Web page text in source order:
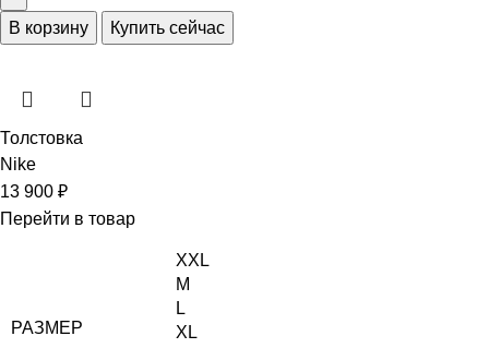
В корзину Купить сейчас
Толстовка
Nike
13 900 ₽
Перейти в товар
РАЗМЕР
XXL
M
L
XL